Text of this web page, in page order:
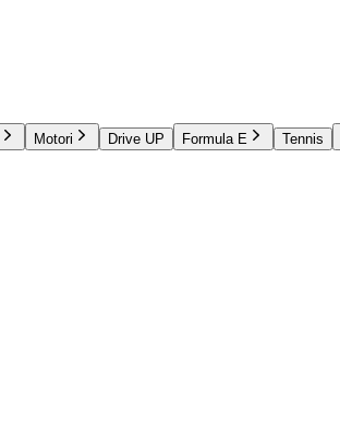
Motori Drive UP Formula E Tennis